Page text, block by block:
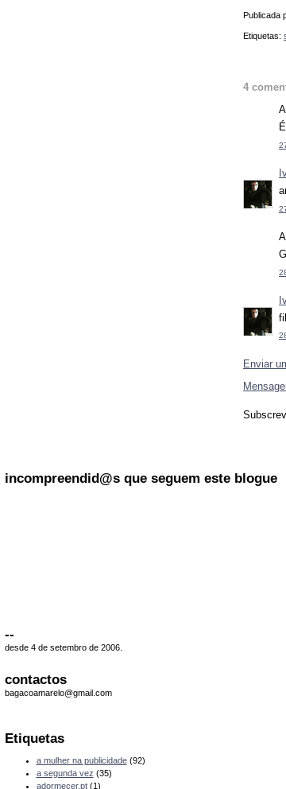
Publicada
Etiquetas:
4
Enviar
incompreendid@s que seguem este blogue
--
desde 4 de setembro de 2006.
contactos
bagacoamarelo@gmail.com
Etiquetas
a mulher na publicidade (92)
a segunda vez (35)
adormecer.pt (1)